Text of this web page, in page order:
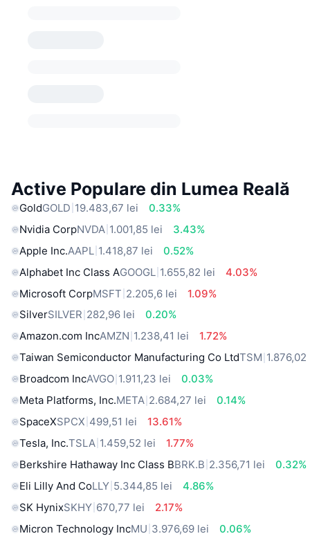
Active Populare din Lumea Reală
GoldGOLD 19.483,67 lei
0.33%
Nvidia CorpNVDA 1.001,85 lei
3.43%
Apple Inc.AAPL 1.418,87 lei
0.52%
Alphabet Inc Class AGOOGL 1.655,82 lei
4.03%
Microsoft CorpMSFT 2.205,6 lei
1.09%
SilverSILVER 282,96 lei
0.20%
Amazon.com IncAMZN 1.238,41 lei
1.72%
Taiwan Semiconductor Manufacturing Co LtdTSM
Broadcom IncAVGO 1.911,23 lei
0.03%
Meta Platforms, Inc.META 2.684,27 lei
0.14%
SpaceXSPCX 499,51 lei
13.61%
Tesla, Inc.TSLA 1.459,52 lei
1.77%
Berkshire Hathaway Inc Class BBRK.B 2.356,71 lei
0.32%
Eli Lilly And CoLLY 5.344,85 lei
4.86%
SK HynixSKHY 670,77 lei
2.17%
Micron Technology IncMU 3.976,69 lei
0.06%